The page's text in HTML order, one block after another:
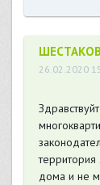
26.02.2020
территория
дома и не